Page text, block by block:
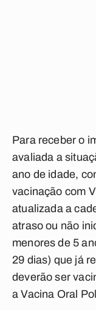
Para receber o
avaliada a
ano de idade,
vacinação com
atualizada a
atraso ou não
menores de 5
29 dias) que já
deverão ser
a Vacina Oral